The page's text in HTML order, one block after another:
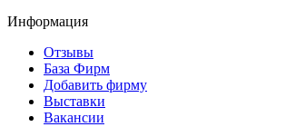
Информация
Отзывы
База Фирм
Добавить фирму
Выставки
Вакансии